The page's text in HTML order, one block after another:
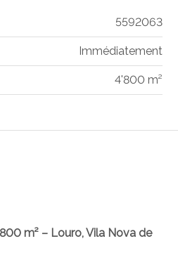
m² – Louro, Vila Nova de
5592063
Immédiatement
4'800 m²